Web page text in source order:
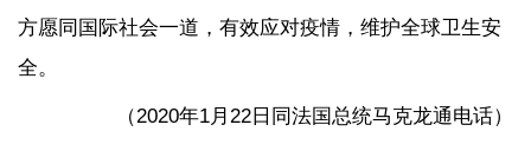
方愿同国际社会一道，有效应对疫情，维护全球卫生安
全。
（2020年1月22日同法国总统马克龙通电话）